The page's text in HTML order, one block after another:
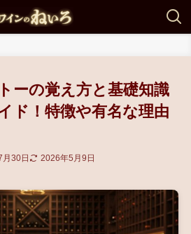
ーの覚え方と基礎知識
ド！特徴や有名な理由
30日 2026年5月9日